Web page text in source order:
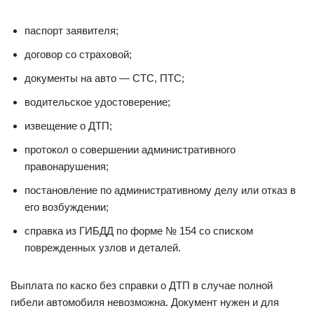
паспорт заявителя;
договор со страховой;
документы на авто — СТС, ПТС;
водительское удостоверение;
извещение о ДТП;
протокол о совершении административного
правонарушения;
постановление по административному делу или отказ в
его возбуждении;
справка из ГИБДД по форме № 154 со списком
поврежденных узлов и деталей.
Выплата по каско без справки о ДТП в случае полной
гибели автомобиля невозможна. Документ нужен и для